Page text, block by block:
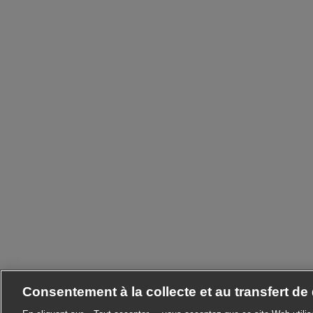
Consentement à la collecte et au transfert de